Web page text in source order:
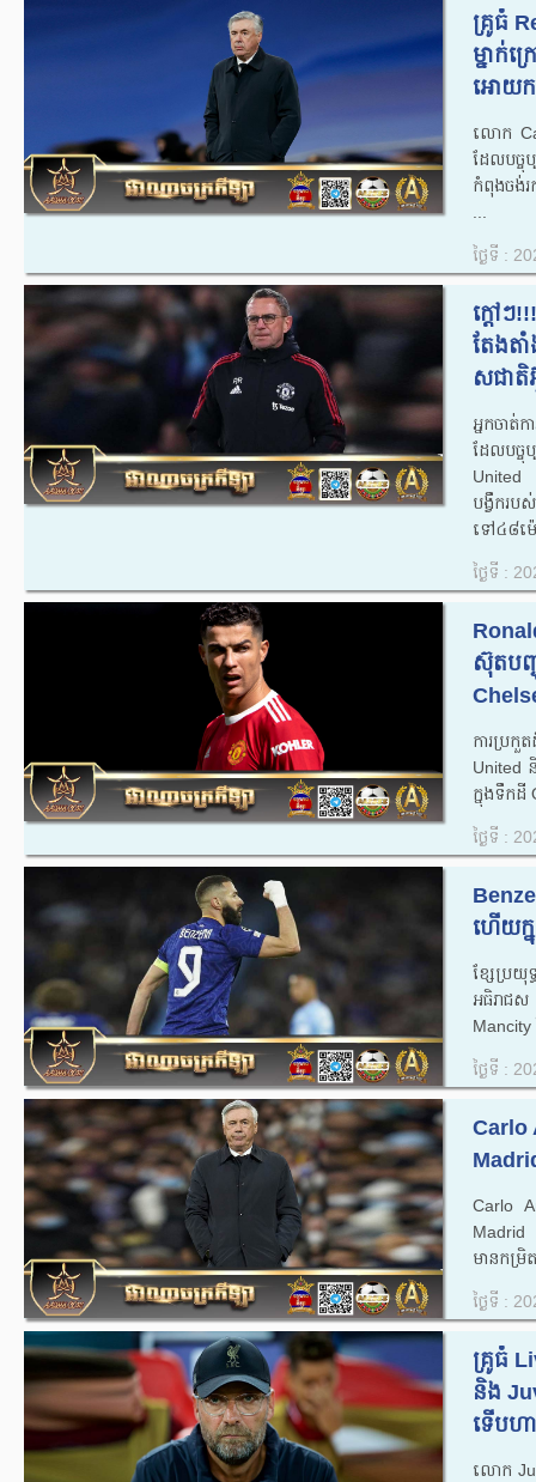
គ្រូធំ
ម្នាក់
អោយក
លោក
ដែលបច្
កំពុងចង់រ
ថ្ងៃទី :
ក្តៅៗ
តែងតាំ
សជាតិ
អ្នកចាត់
ដែលបច្ចុ
United
បង្វឹករ
ទៅ៤៨ម៉
ថ្ងៃទី :
ស៊ុតបញ្
ការប្រ
United
ក្នុងទឹកដី
ថ្ងៃទី :
ហើយក្
ខ្សែប្រយុ
អធិរាជ
ថ្ងៃទី :
Carlo
Carlo
Madrid
មានកម្រិ
ថ្ងៃទី :
គ្រូធំ
និង
ទើបហ
លោក